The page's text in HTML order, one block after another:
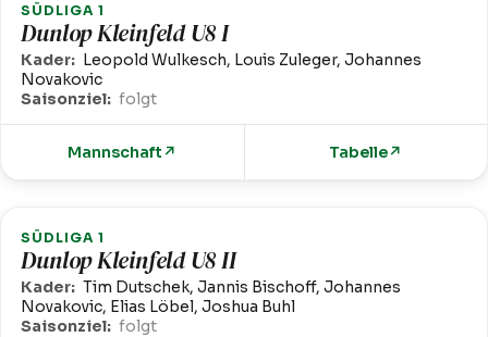
SÜDLIGA 1
Dunlop Kleinfeld U8 I
Kader: Leopold Wulkesch, Louis Zuleger, Johannes
Novakovic
Saisonziel: folgt
Mannschaft ↗ Tabelle↗
SÜDLIGA 1
Dunlop Kleinfeld U8 II
Kader: Tim Dutschek, Jannis Bischoff, Johannes
Novakovic, Elias Löbel, Joshua Buhl
Saisonziel: folgt